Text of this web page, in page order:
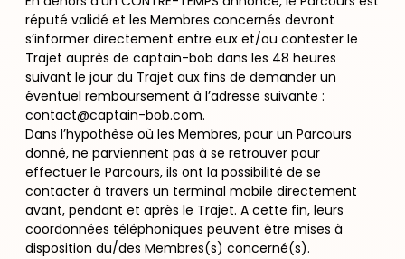
réputé validé et les Membres concernés devront
s’informer directement entre eux et/ou contester le
Trajet auprès de captain-bob dans les 48 heures
suivant le jour du Trajet aux fins de demander un
éventuel remboursement à l’adresse suivante :
contact@captain-bob.com.
Dans l’hypothèse où les Membres, pour un Parcours
donné, ne parviennent pas à se retrouver pour
effectuer le Parcours, ils ont la possibilité de se
contacter à travers un terminal mobile directement
avant, pendant et après le Trajet. A cette fin, leurs
coordonnées téléphoniques peuvent être mises à
disposition du/des Membres(s) concerné(s).